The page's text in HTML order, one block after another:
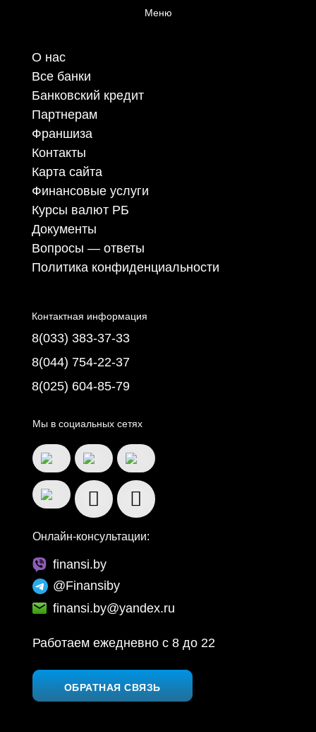
Меню
О нас
Все банки
Банковский кредит
Партнерам
Франшиза
Контакты
Карта сайта
Финансовые услуги
Курсы валют РБ
Документы
Вопросы — ответы
Политика конфиденциальности
Контактная информация
8(033) 383-37-33
8(044) 754-22-37
8(025) 604-85-79
Мы в социальных сетях
Онлайн-консультации:
finansi.by
@Finansiby
finansi.by@yandex.ru
Работаем ежедневно c 8 до 22
ОБРАТНАЯ СВЯЗЬ